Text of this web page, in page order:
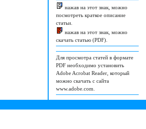
нажав на этот знак, можно
посмотреть краткое описание
статьи.
нажав на этот знак, можно
скачать статью (PDF).
Для просмотра статей в формате
PDF необходимо установить
Adobe Acrobat Reader, который
можно скачать с сайта
www.adobe.com.